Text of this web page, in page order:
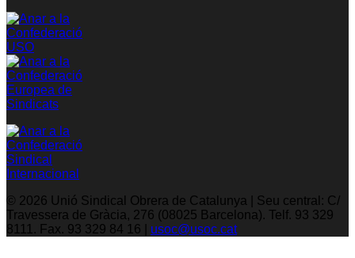
© 2026 Unió Sindical Obrera de Catalunya | Seu central: C/
Travessera de Gràcia, 276 (08025 Barcelona). Telf. 93 329
8111. Fax. 93 329 84 16 | usoc@usoc.cat